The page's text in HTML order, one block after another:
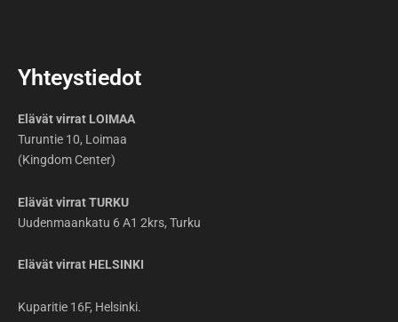
Yhteystiedot
Elävät virrat LOIMAA
Turuntie 10, Loimaa
(Kingdom Center)
Elävät virrat TURKU
Uudenmaankatu 6 A1 2krs, Turku
Elävät virrat HELSINKI
Kuparitie 16F, Helsinki.